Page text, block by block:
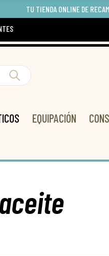
TU TIENDA ONLINE DE
EQUIPACIÓN